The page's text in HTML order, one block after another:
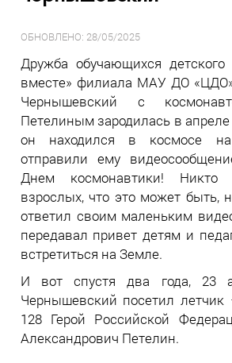
ОБНОВЛЕНО: 28/05/2025
Дружба обучающихся
вместе» филиала МАУ ДО
Чернышевский с
Петелиным зародилась в апреле
он находился в космосе
отправили ему
Днем космонавтики!
взрослых, что это может быть,
ответил своим маленьким
передавал привет детям и
встретиться на Земле.
И вот спустя два года, 23
Чернышевский посетил
128 Герой Российской
Александрович Петелин.